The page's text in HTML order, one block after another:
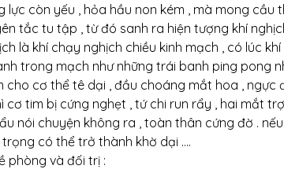
lực còn yếu , hỏa hầu non kém , mà mong cầu
tắc tu tập , từ đó sanh ra hiện tượng khí
là khí chạy nghịch chiều kinh mạch , có lúc
trong mạch như những trái banh ping pong
cho cơ thể tê dại , đầu choáng mắt hoa , ngực
cơ tim bị cứng nghẹt , tứ chi run rẩy , hai mắt
nói chuyện không ra , toàn thân cứng đờ .
có thể trở thành khờ dại ....
phòng và đối trị :